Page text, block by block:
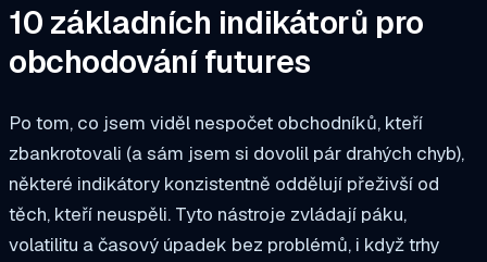
10 základních indikátorů pro
obchodování futures
Po tom, co jsem viděl nespočet obchodníků, kteří
zbankrotovali (a sám jsem si dovolil pár drahých chyb),
některé indikátory konzistentně oddělují přeživší od
těch, kteří neuspěli. Tyto nástroje zvládají páku,
volatilitu a časový úpadek bez problémů, i když trhy